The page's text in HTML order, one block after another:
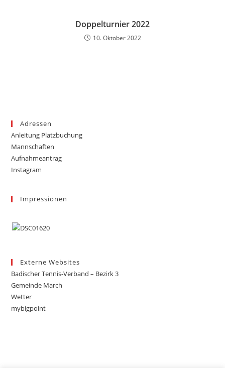
Doppelturnier 2022
10. Oktober 2022
Adressen
Anleitung Platzbuchung
Mannschaften
Aufnahmeantrag
Instagram
Impressionen
Externe Websites
Badischer Tennis-Verband – Bezirk 3
Gemeinde March
Wetter
mybigpoint